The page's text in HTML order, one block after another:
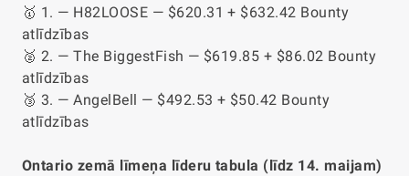
🥇 1. — H82LOOSE — $620.31 + $632.42 Bounty
atlīdzības
🥈 2. — The BiggestFish — $619.85 + $86.02 Bounty
atlīdzības
🥉 3. — AngelBell — $492.53 + $50.42 Bounty
atlīdzības
Ontario zemā līmeņa līderu tabula (līdz 14. maijam)